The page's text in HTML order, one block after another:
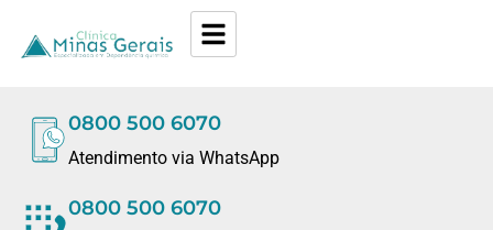
0800 500 6070
Atendimento via WhatsApp
0800 500 6070